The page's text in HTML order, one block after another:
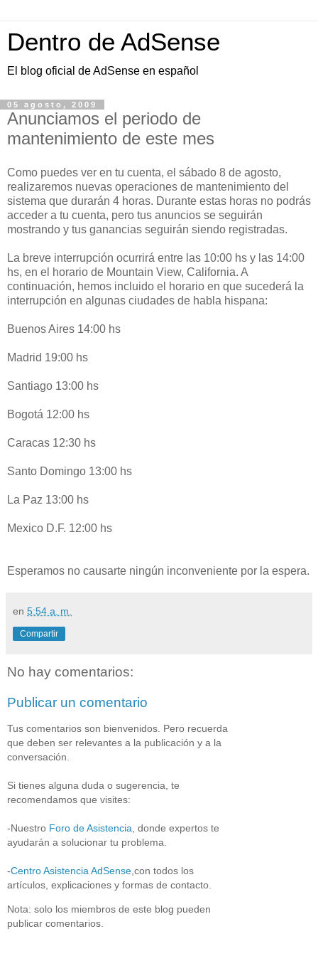
Dentro de AdSense
El blog oficial de AdSense en español
05 agosto, 2009
Anunciamos el periodo de
mantenimiento de este mes
Como puedes ver en tu cuenta, el sábado 8 de agosto,
realizaremos nuevas operaciones de mantenimiento del
sistema que durarán 4 horas. Durante estas horas no podrás
acceder a tu cuenta, pero tus anuncios se seguirán
mostrando y tus ganancias seguirán siendo registradas.
La breve interrupción ocurrirá entre las 10:00 hs y las 14:00
hs, en el horario de Mountain View, California. A
continuación, hemos incluido el horario en que sucederá la
interrupción en algunas ciudades de habla hispana:
Buenos Aires 14:00 hs
Madrid 19:00 hs
Santiago 13:00 hs
Bogotá 12:00 hs
Caracas 12:30 hs
Santo Domingo 13:00 hs
La Paz 13:00 hs
Mexico D.F. 12:00 hs
Esperamos no causarte ningún inconveniente por la espera.
en 5:54 a. m.
Compartir
No hay comentarios:
Publicar un comentario
Tus comentarios son bienvenidos. Pero recuerda
que deben ser relevantes a la publicación y a la
conversación.
Si tienes alguna duda o sugerencia, te
recomendamos que visites:
-Nuestro Foro de Asistencia , donde expertos te
ayudarán a solucionar tu problema.
-Centro Asistencia AdSense ,con todos los
artículos, explicaciones y formas de contacto.
Nota: solo los miembros de este blog pueden
publicar comentarios.